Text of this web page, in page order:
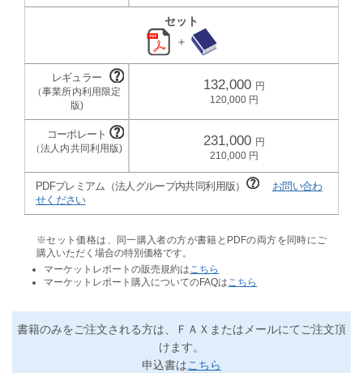
セット
＋
132,000
120,000
231,000
210,000
PDFプレミアム（法人グループ内共同利用版）
お問い合わ
せください
※セット価格は、同一購入者の方が書籍とPDFの両方を同時にご
購入いただく場合の特別価格です。
マーケットレポートの販売規約は こちら
マーケットレポート購入についてのFAQは こちら
書籍のみをご注文される方は、ＦＡＸまたはメールにてご注文頂
けます。
申込書はこちら